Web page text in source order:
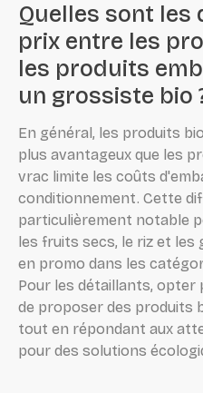
Quelles sont les
prix entre les
les produits
un grossiste bio
En général, les produits
plus avantageux que les
vrac limite les coûts
conditionnement. Cette
particulièrement notable
les fruits secs, le riz et
en promo dans les
Pour les détaillants, opter
de proposer des produits
tout en répondant aux
pour des solutions